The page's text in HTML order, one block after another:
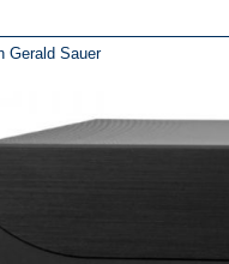
Gerald Sauer